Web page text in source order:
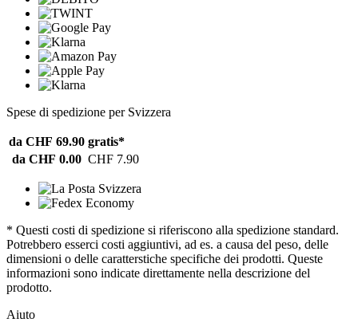
Spese di spedizione per Svizzera
da CHF 69.90 gratis*
da CHF 0.00 CHF 7.90
* Questi costi di spedizione si riferiscono alla spedizione standard.
Potrebbero esserci costi aggiuntivi, ad es. a causa del peso, delle
dimensioni o delle caratterstiche specifiche dei prodotti. Queste
informazioni sono indicate direttamente nella descrizione del
prodotto.
Aiuto